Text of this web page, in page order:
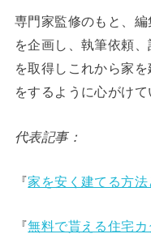
専門家監修のもと、
を企画し、執筆依頼
を取得しこれから家
をするように心がけて
代表記事：
『家を安く建てる方
『無料で貰える住宅